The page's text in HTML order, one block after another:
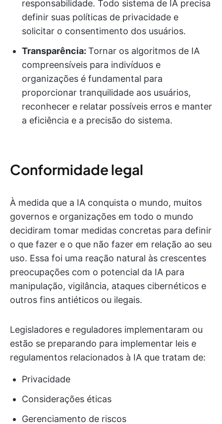
responsabilidade. Todo sistema de IA precisa
definir suas políticas de privacidade e
solicitar o consentimento dos usuários.
Transparência: Tornar os algoritmos de IA
compreensíveis para indivíduos e
organizações é fundamental para
proporcionar tranquilidade aos usuários,
reconhecer e relatar possíveis erros e manter
a eficiência e a precisão do sistema.
Conformidade legal
À medida que a IA conquista o mundo, muitos
governos e organizações em todo o mundo
decidiram tomar medidas concretas para definir
o que fazer e o que não fazer em relação ao seu
uso. Essa foi uma reação natural às crescentes
preocupações com o potencial da IA para
manipulação, vigilância, ataques cibernéticos e
outros fins antiéticos ou ilegais.
Legisladores e reguladores implementaram ou
estão se preparando para implementar leis e
regulamentos relacionados à IA que tratam de:
Privacidade
Considerações éticas
Gerenciamento de riscos